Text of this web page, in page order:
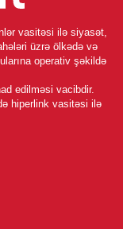
vasitəsi ilə siyasət,
üzrə ölkədə və
operativ şəkildə
edilməsi vacibdir.
hiperlink vasitəsi ilə